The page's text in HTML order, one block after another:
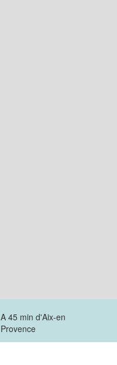
A 45 min d'Aix-en
Provence